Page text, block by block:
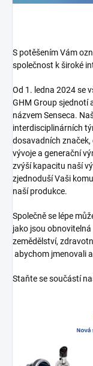
S potěšením Vám
společnost k široké
Od 1. ledna 2024 se
GHM Group sjednotí
názvem Senseca.
interdisciplinárních
dosavadních
vývoje a generační
zvýší kapacitu naší
zjednoduší Vaši
naší produkce.
Společně se lépe
jako jsou
zemědělství,
abychom jmenovali
Staňte se součástí